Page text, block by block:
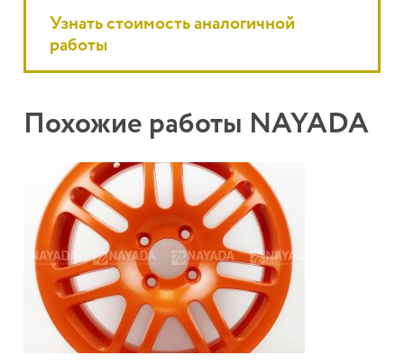
Узнать стоимость аналогичной
работы
Похожие работы NAYADA